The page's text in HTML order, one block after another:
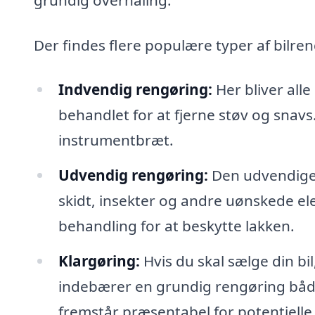
Der findes flere populære typer af
Indvendig rengøring: Her bliver
behandlet for at fjerne støv og
instrumentbræt.
Udvendig rengøring: Den
skidt, insekter og andre uønskede
behandling for at beskytte lakken.
Klargøring: Hvis du skal sælge din
indebærer en grundig rengøring